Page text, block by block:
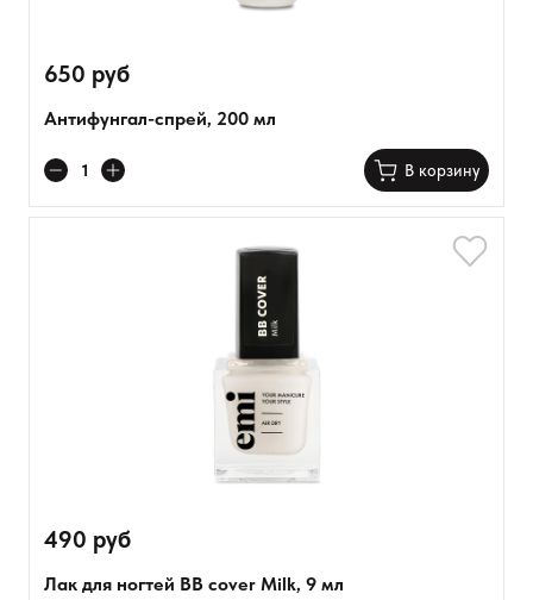
650 руб
Антифунгал-спрей, 200 мл
В корзину
490 руб
Лак для ногтей BB cover Milk, 9 мл